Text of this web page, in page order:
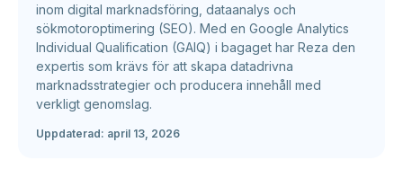
inom digital marknadsföring, dataanalys och
sökmotoroptimering (SEO). Med en Google Analytics
Individual Qualification (GAIQ) i bagaget har Reza den
expertis som krävs för att skapa datadrivna
marknadsstrategier och producera innehåll med
verkligt genomslag.
Uppdaterad: april 13, 2026